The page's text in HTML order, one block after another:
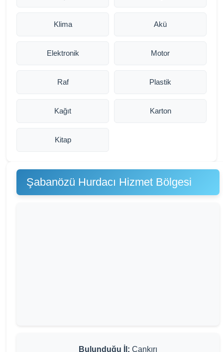
Klima Akü
Elektronik Motor
Raf Plastik
Kağıt Karton
Kitap
Şabanözü Hurdacı Hizmet Bölgesi
Bulunduğu İl: Çankırı